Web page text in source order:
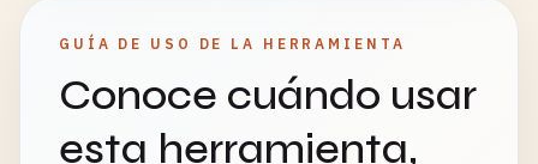
GUÍA DE USO DE LA HERRAMIENTA
Conoce cuándo usar
esta herramienta,